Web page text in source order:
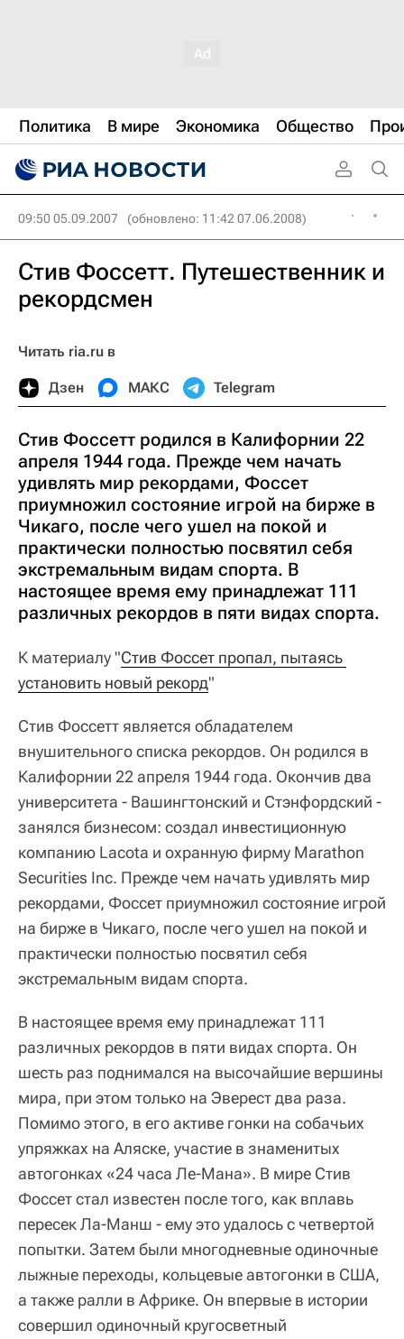
Политика В мире Экономика Общество
09:50 05.09.2007 (обновлено: 11:42 07.06.2008)
Стив Фоссетт. Путешественник и
рекордсмен
Читать ria.ru в
Дзен МАКС Telegram
Стив Фоссетт родился в Калифорнии 22
апреля 1944 года. Прежде чем начать
удивлять мир рекордами, Фоссет
приумножил состояние игрой на бирже в
Чикаго, после чего ушел на покой и
практически полностью посвятил себя
экстремальным видам спорта. В
настоящее время ему принадлежат 111
различных рекордов в пяти видах спорта.
К материалу "Стив Фоссет пропал, пытаясь
установить новый рекорд"
Стив Фоссетт является обладателем
внушительного списка рекордов. Он родился в
Калифорнии 22 апреля 1944 года. Окончив два
университета - Вашингтонский и Стэнфордский -
занялся бизнесом: создал инвестиционную
компанию Lacota и охранную фирму Marathon
Securities Inc. Прежде чем начать удивлять мир
рекордами, Фоссет приумножил состояние игрой
на бирже в Чикаго, после чего ушел на покой и
практически полностью посвятил себя
экстремальным видам спорта.
В настоящее время ему принадлежат 111
различных рекордов в пяти видах спорта. Он
шесть раз поднимался на высочайшие вершины
мира, при этом только на Эверест два раза.
Помимо этого, в его активе гонки на собачьих
упряжках на Аляске, участие в знаменитых
автогонках «24 часа Ле-Мана». В мире Стив
Фоссет стал известен после того, как вплавь
пересек Ла-Манш - ему это удалось с четвертой
попытки. Затем были многодневные одиночные
лыжные переходы, кольцевые автогонки в США,
а также ралли в Африке. Он впервые в истории
совершил одиночный кругосветный